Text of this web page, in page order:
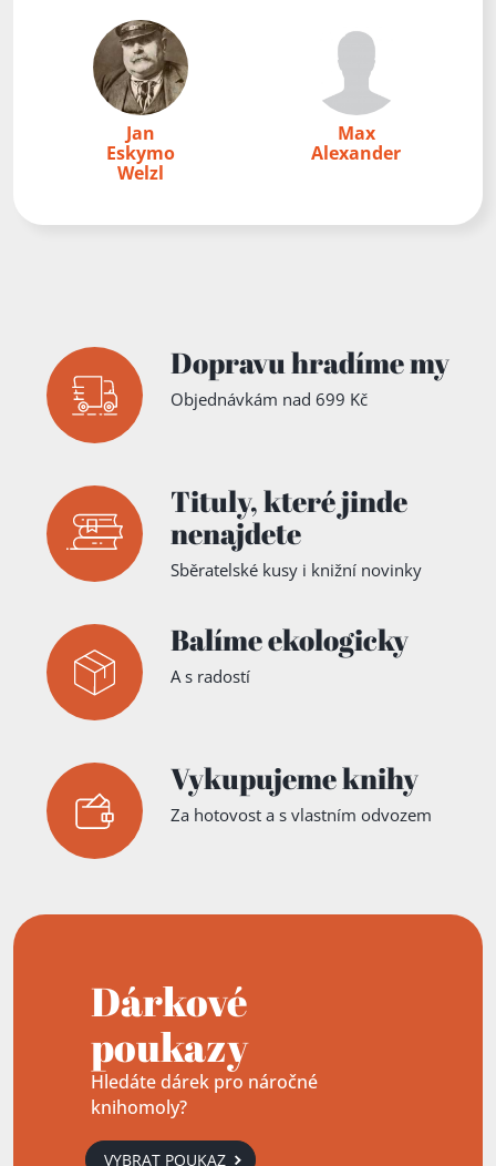
Jan
Eskymo
Welzl
Max
Alexander
Dopravu hradíme my
Objednávkám nad 699 Kč
Tituly,které jinde
nenajdete
Sběratelské kusy i knižní novinky
Balíme ekologicky
A s radostí
Vykupujeme knihy
Za hotovost a s vlastním odvozem
Dárkové
poukazy
Hledáte dárek pro náročné
knihomoly?
VYBRAT POUKAZ